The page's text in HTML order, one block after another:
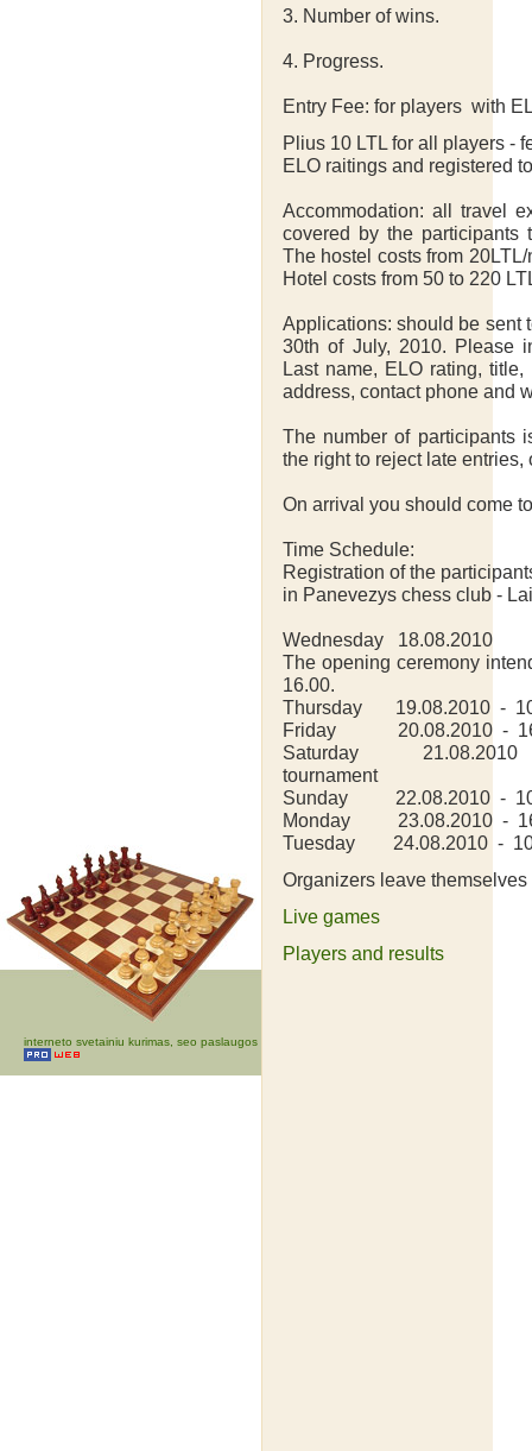
3. Number of wins.
4. Progress.
Entry Fee: for players with
Plius 10 LTL for all players -
ELO raitings and registered
Accommodation: all travel
covered by the participants
The hostel costs from
Hotel costs from 50 to 220
Applications: should be sent
30th of July, 2010. Please
Last name, ELO rating,
address, contact phone and
The number of participants
the right to reject late
On arrival you should come
Time Schedule:
Registration of the
in Panevezys chess club -
Wednesday 18.08.2010
The opening ceremony
16.00.
Thursday 19.08.2010 -
Friday 20.08.2010 -
Saturday 21.08.2010 -
tournament
Sunday 22.08.2010 -
Monday 23.08.2010 -
Tuesday 24.08.2010 -
Organizers leave
Live games
Players and results
interneto svetainiu kurimas, seo paslaugos